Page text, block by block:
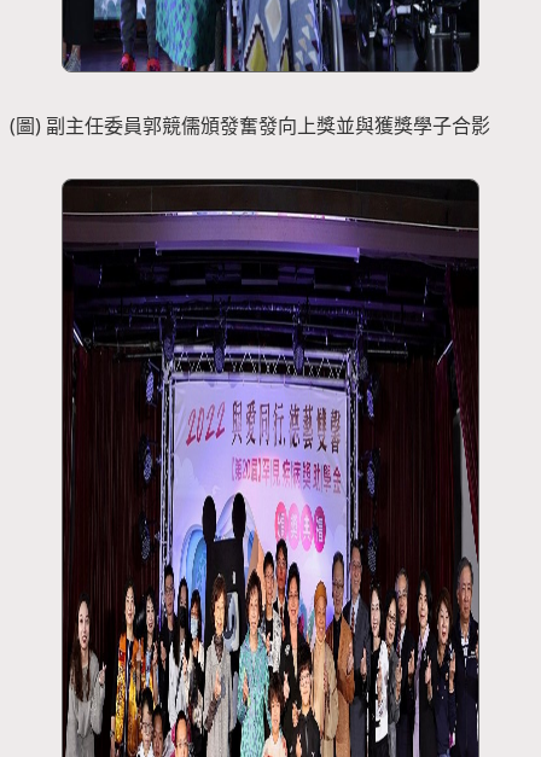
(圖) 副主任委員郭競儒頒發奮發向上獎並與獲獎學子合影